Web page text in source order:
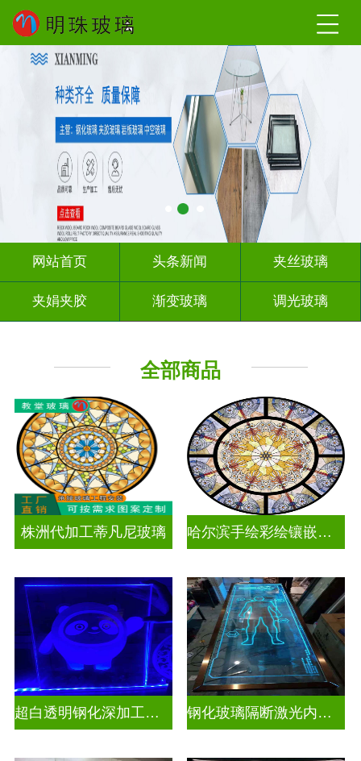
网站首页 头条新闻 夹丝玻璃
夹娟夹胶 渐变玻璃 调光玻璃
全部商品
株洲代加工蒂凡尼玻璃 哈尔滨手绘彩绘镶嵌玻璃
超白透明钢化深加工激光内雕发光艺术玻璃 钢化玻璃隔断激光内雕精雕